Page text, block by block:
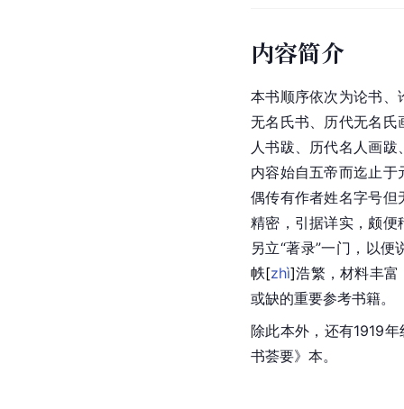
内容简介
本书顺序依次为论书、
无名氏书、历代无名氏
人书跋、历代名人画
内容始自五帝而迄止
偶传有作者姓名字号但
精密，引据详实，颇便
另立“著录”一门，以
帙[zhì]浩繁，材料丰富
或缺的重要参考书籍。
除此本外，还有1919
书荟要》本。